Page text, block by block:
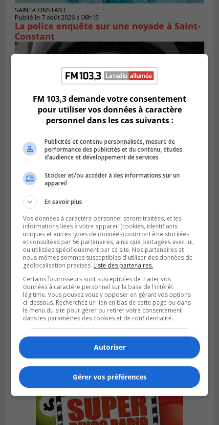
SAINT-CONSTANT
Publié le 7 août 2026 à 06h15
La police enquête sur une noyade à Saint-
Constant
Publié le 6 août 2026 à 11h58
Des jeunes ciblent la Montérégie pour
le Défi écrou de roue
Publié le 6 août 2026 à 05h39
La grenade du camping du lac Cristal était
inoffensive
FM 103,3 demande votre consentement
pour utiliser vos données à caractère
personnel dans les cas suivants :
Publicités et contenu personnalisés, mesure de
performance des publicités et du contenu, études
d’audience et développement de services
Stocker et/ou accéder à des informations sur un
appareil
En savoir plus
Vos données à caractère personnel seront traitées, et les
informations liées à votre appareil (cookies, identifiants
uniques et autres types de données) pourront être stockées
et consultées par 66 partenaires, ainsi que partagées avec lui,
ou utilisées spécifiquement par ce site. Nos partenaires et
nous-mêmes sommes susceptibles d'utiliser des données de
géolocalisation précises. Liste des partenaires.
Certains fournisseurs sont susceptibles de traiter vos
données à caractère personnel sur la base de l'intérêt
légitime. Vous pouvez vous y opposer en gérant vos options
ci-dessous. Recherchez un lien en bas de cette page ou dans
le menu du site pour gérer ou retirer votre consentement
dans les paramètres des cookies et de confidentialité.
Autoriser
Gérer vos préférences